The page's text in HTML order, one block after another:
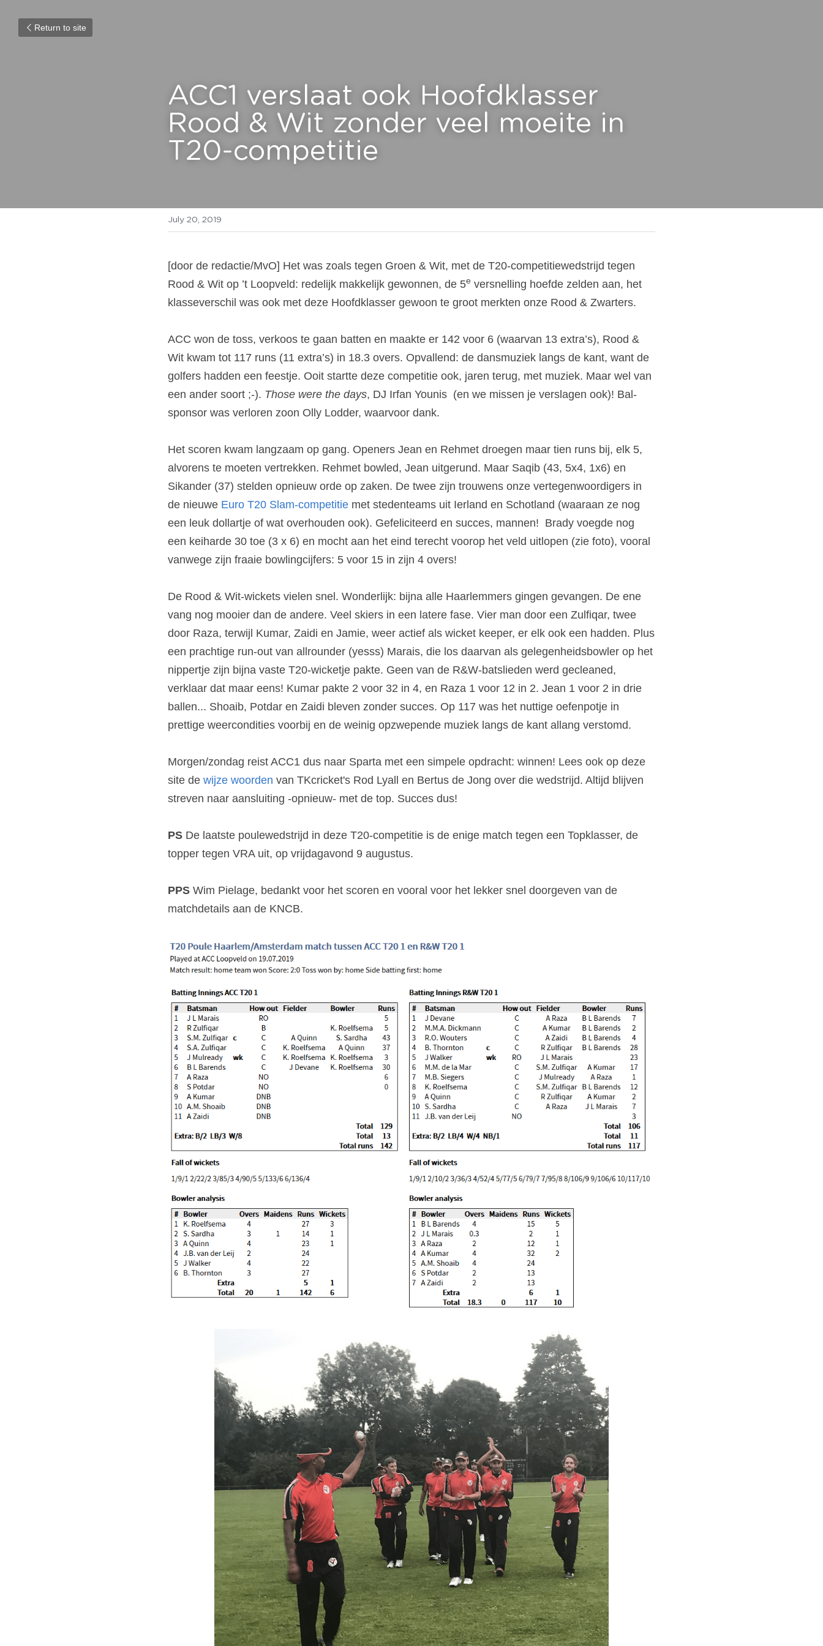
Return to site
ACC1 verslaat ook Hoofdklasser
Rood & Wit zonder veel moeite in
T20-competitie
July 20, 2019
[door de redactie/MvO] Het was zoals tegen Groen & Wit, met de T20-competitiewedstrijd tegen
Rood & Wit op ’t Loopveld: redelijk makkelijk gewonnen, de 5e versnelling hoefde zelden aan, het
klasseverschil was ook met deze Hoofdklasser gewoon te groot merkten onze Rood & Zwarters.
ACC won de toss, verkoos te gaan batten en maakte er 142 voor 6 (waarvan 13 extra’s), Rood &
Wit kwam tot 117 runs (11 extra’s) in 18.3 overs. Opvallend: de dansmuziek langs de kant, want de
golfers hadden een feestje. Ooit startte deze competitie ook, jaren terug, met muziek. Maar wel van
een ander soort ;-). Those were the days, DJ Irfan Younis  (en we missen je verslagen ook)! Bal-
sponsor was verloren zoon Olly Lodder, waarvoor dank.
Het scoren kwam langzaam op gang. Openers Jean en Rehmet droegen maar tien runs bij, elk 5,
alvorens te moeten vertrekken. Rehmet bowled, Jean uitgerund. Maar Saqib (43, 5x4, 1x6) en
Sikander (37) stelden opnieuw orde op zaken. De twee zijn trouwens onze vertegenwoordigers in
de nieuwe Euro T20 Slam-competitie met stedenteams uit Ierland en Schotland (waaraan ze nog
een leuk dollartje of wat overhouden ook). Gefeliciteerd en succes, mannen!  Brady voegde nog
een keiharde 30 toe (3 x 6) en mocht aan het eind terecht voorop het veld uitlopen (zie foto), vooral
vanwege zijn fraaie bowlingcijfers: 5 voor 15 in zijn 4 overs!
De Rood & Wit-wickets vielen snel. Wonderlijk: bijna alle Haarlemmers gingen gevangen. De ene
vang nog mooier dan de andere. Veel skiers in een latere fase. Vier man door een Zulfiqar, twee
door Raza, terwijl Kumar, Zaidi en Jamie, weer actief als wicket keeper, er elk ook een hadden. Plus
een prachtige run-out van allrounder (yesss) Marais, die los daarvan als gelegenheidsbowler op het
nippertje zijn bijna vaste T20-wicketje pakte. Geen van de R&W-batslieden werd gecleaned,
verklaar dat maar eens! Kumar pakte 2 voor 32 in 4, en Raza 1 voor 12 in 2. Jean 1 voor 2 in drie
ballen... Shoaib, Potdar en Zaidi bleven zonder succes. Op 117 was het nuttige oefenpotje in
prettige weercondities voorbij en de weinig opzwepende muziek langs de kant allang verstomd.
Morgen/zondag reist ACC1 dus naar Sparta met een simpele opdracht: winnen! Lees ook op deze
site de wijze woorden van TKcricket's Rod Lyall en Bertus de Jong over die wedstrijd. Altijd blijven
streven naar aansluiting -opnieuw- met de top. Succes dus!
PS De laatste poulewedstrijd in deze T20-competitie is de enige match tegen een Topklasser, de
topper tegen VRA uit, op vrijdagavond 9 augustus.
PPS Wim Pielage, bedankt voor het scoren en vooral voor het lekker snel doorgeven van de
matchdetails aan de KNCB.